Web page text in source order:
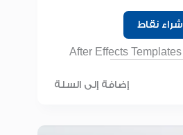
شراء نقاط
After Effects Templates
إضافة إلى السلة